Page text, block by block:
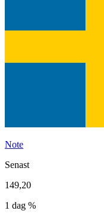
Note
Senast
149,20
1 dag %